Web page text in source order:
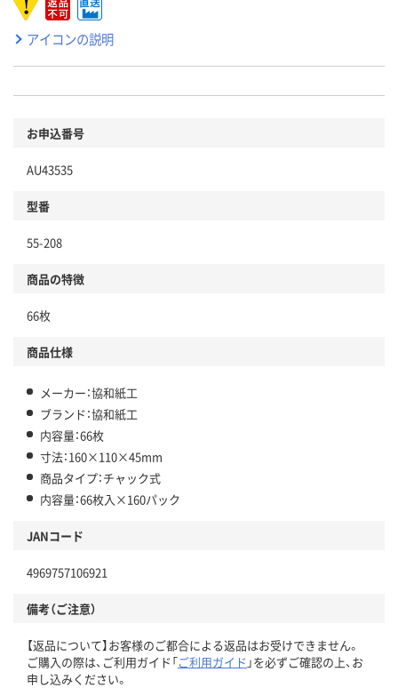
アイコンの説明
お申込番号
AU43535
型番
55-208
商品の特徴
66枚
商品仕様
メーカー：協和紙工
ブランド：協和紙工
内容量：66枚
寸法：160×110×45mm
商品タイプ：チャック式
内容量：66枚入×160パック
JANコード
4969757106921
備考（ご注意）
【返品について】お客様のご都合による返品はお受けできません。
ご購入の際は、ご利用ガイド「ご利用ガイド 」を必ずご確認の上、お
申し込みください。